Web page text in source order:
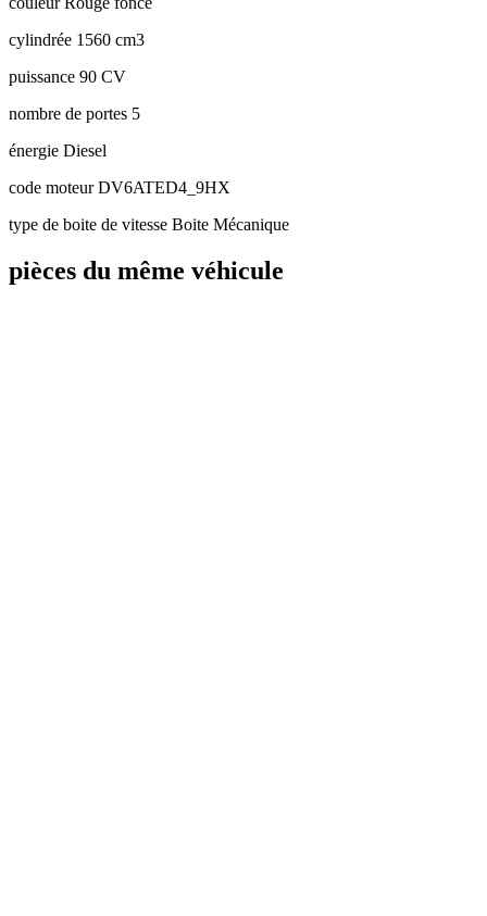
cylindrée 1560 cm3
puissance 90 CV
nombre de portes 5
énergie Diesel
code moteurDV6ATED4_9HX
type de boite de vitesse Boite Mécanique
pièces du même véhicule